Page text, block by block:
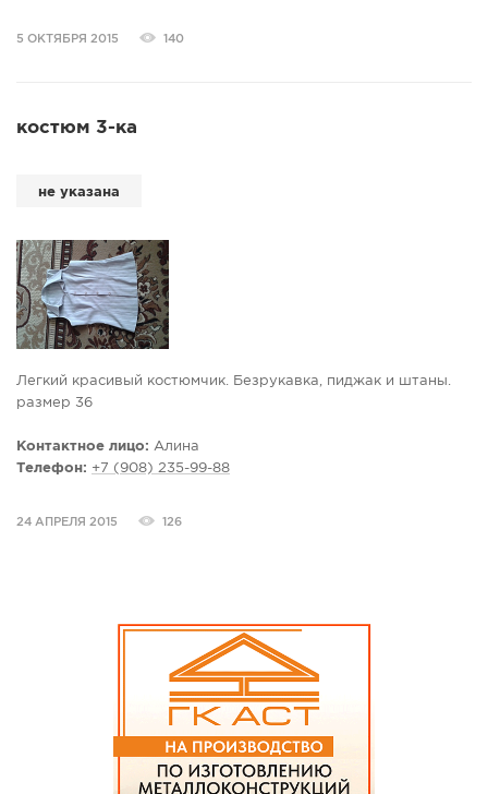
5 ОКТЯБРЯ 2015 140
костюм 3-ка
не указана
Легкий красивый костюмчик. Безрукавка, пиджак и штаны.
размер 36
Контактное лицо: Алина
Телефон: +7 (908) 235-99-88
24 АПРЕЛЯ 2015 126